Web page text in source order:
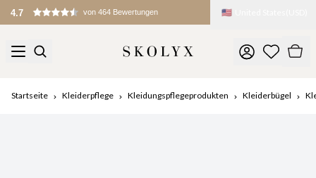
🇺🇸
Startseite Kleiderpflege Kleidungspflegeprodukten Kleiderbügel